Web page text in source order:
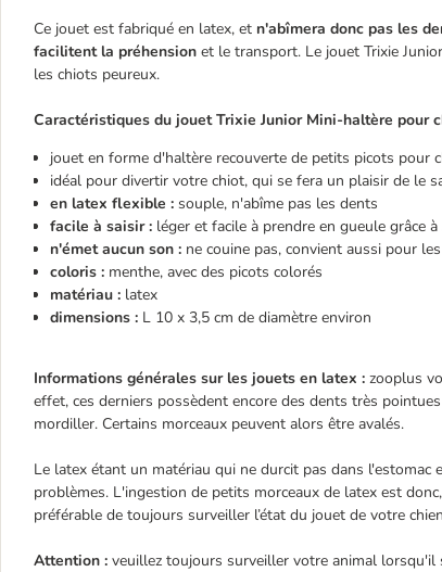
Ce jouet est fabriqué en latex, et n'abîmera donc pas les
facilitent la préhension et le transport. Le jouet Trixie
les chiots peureux.
Caractéristiques du jouet Trixie Junior Mini-haltère pour
jouet en forme d'haltère recouverte de petits picots pour
idéal pour divertir votre chiot, qui se fera un plaisir de le
en latex flexible : souple, n'abîme pas les dents
facile à saisir : léger et facile à prendre en gueule grâce
n'émet aucun son : ne couine pas, convient aussi pour
coloris : menthe, avec des picots colorés
matériau : latex
dimensions : L 10 x 3,5 cm de diamètre environ
Informations générales sur les jouets en latex : zooplus
effet, ces derniers possèdent encore des dents très
mordiller. Certains morceaux peuvent alors être avalés.
Le latex étant un matériau qui ne durcit pas dans
problèmes. L'ingestion de petits morceaux de latex est
préférable de toujours surveiller l’état du jouet de votre
Attention : veuillez toujours surveiller votre animal lorsqu'il